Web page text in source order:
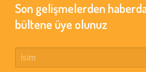
Son gelişmelerden
bültene üye olunuz